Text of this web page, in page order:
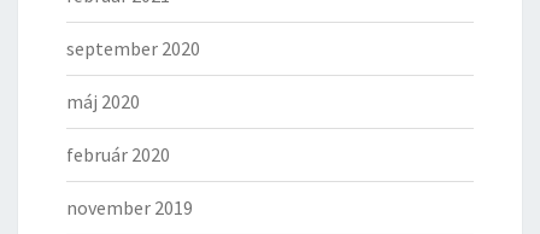
september 2020
máj 2020
február 2020
november 2019